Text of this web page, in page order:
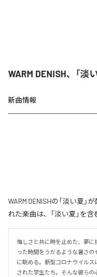
WARM DENISH、「淡
新曲情報
WARM DENISHの「淡い夏
れた楽曲は、「淡い夏」を含
悔しさと共に時を止めた、夢に
った時間をうだるような暑さ
に眺める。新型コロナウイルス
された学生たち。そんな彼らの